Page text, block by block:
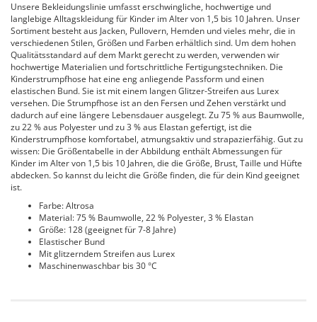
Unsere Bekleidungslinie umfasst erschwingliche, hochwertige und
langlebige Alltagskleidung für Kinder im Alter von 1,5 bis 10 Jahren. Unser
Sortiment besteht aus Jacken, Pullovern, Hemden und vieles mehr, die in
verschiedenen Stilen, Größen und Farben erhältlich sind. Um dem hohen
Qualitätsstandard auf dem Markt gerecht zu werden, verwenden wir
hochwertige Materialien und fortschrittliche Fertigungstechniken. Die
Kinderstrumpfhose hat eine eng anliegende Passform und einen
elastischen Bund. Sie ist mit einem langen Glitzer-Streifen aus Lurex
versehen. Die Strumpfhose ist an den Fersen und Zehen verstärkt und
dadurch auf eine längere Lebensdauer ausgelegt. Zu 75 % aus Baumwolle,
zu 22 % aus Polyester und zu 3 % aus Elastan gefertigt, ist die
Kinderstrumpfhose komfortabel, atmungsaktiv und strapazierfähig. Gut zu
wissen: Die Größentabelle in der Abbildung enthält Abmessungen für
Kinder im Alter von 1,5 bis 10 Jahren, die die Größe, Brust, Taille und Hüfte
abdecken. So kannst du leicht die Größe finden, die für dein Kind geeignet
ist.
Farbe: Altrosa
Material: 75 % Baumwolle, 22 % Polyester, 3 % Elastan
Größe: 128 (geeignet für 7-8 Jahre)
Elastischer Bund
Mit glitzerndem Streifen aus Lurex
Maschinenwaschbar bis 30 °C